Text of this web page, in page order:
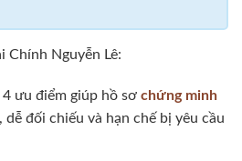
Chính Nguyễn Lê:
ưu điểm giúp hồ sơ chứng minh
dễ đối chiếu và hạn chế bị yêu cầu